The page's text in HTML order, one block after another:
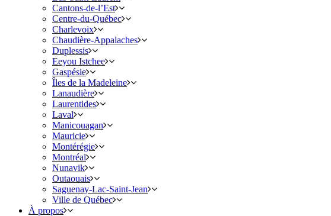
Cantons-de-l’Est
Centre-du-Québec
Charlevoix
Chaudière-Appalaches
Duplessis
Eeyou Istchee
Gaspésie
Îles de la Madeleine
Lanaudière
Laurentides
Laval
Manicouagan
Mauricie
Montérégie
Montréal
Nunavik
Outaouais
Saguenay-Lac-Saint-Jean
Ville de Québec
À propos